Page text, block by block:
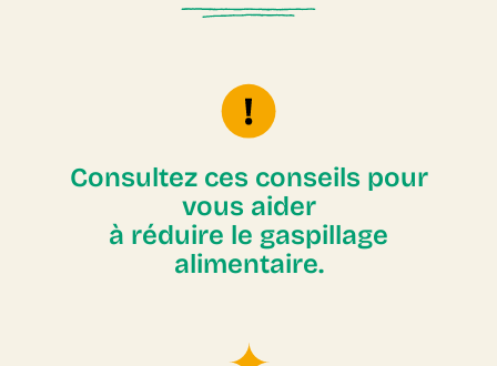
Consultez ces conseils pour
vous aider
à réduire le gaspillage
alimentaire.